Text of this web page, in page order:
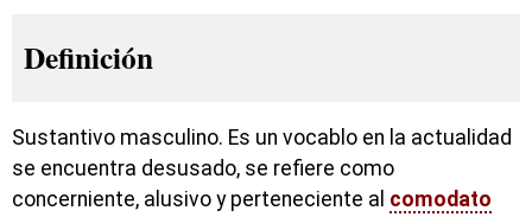
Definición
Sustantivo masculino. Es un vocablo en la actualidad
se encuentra desusado, se refiere como
concerniente, alusivo y perteneciente al comodato